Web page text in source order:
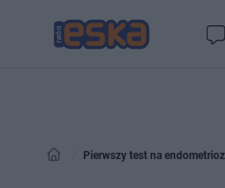
Pierwszy test na